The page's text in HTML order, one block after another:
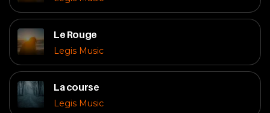
Le Rouge
Legis Music
La course
Legis Music